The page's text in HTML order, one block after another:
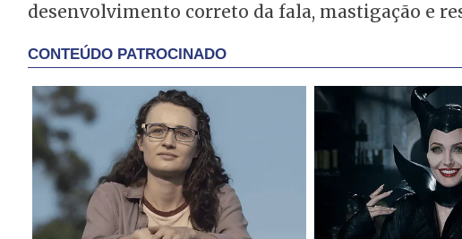
desenvolvimento correto da fala, mastigação e